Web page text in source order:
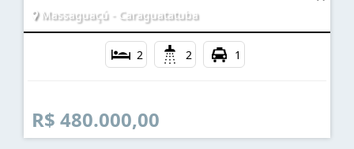
Massaguaçú - Caraguatatuba
2 2 1
R$ 480.000,00